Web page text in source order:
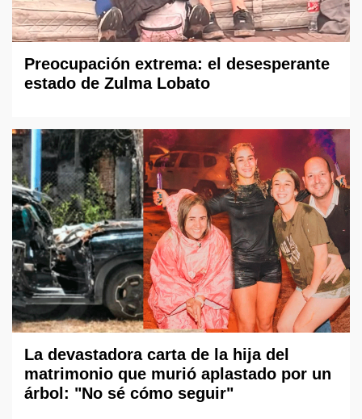
Preocupación extrema: el desesperante
estado de Zulma Lobato
La devastadora carta de la hija del
matrimonio que murió aplastado por un
árbol: "No sé cómo seguir"